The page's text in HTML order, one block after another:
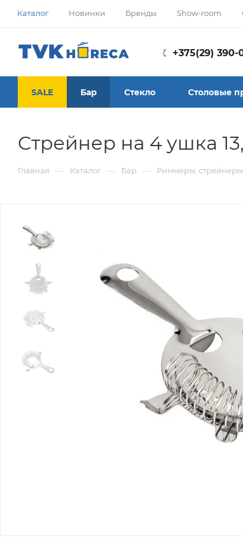
Каталог Новинки Бренды Show-room
+375(29) 390-
SALE Бар Стекло Столовые
Стрейнер на 4 ушка
Главная — Каталог — Бар — Риммеры,